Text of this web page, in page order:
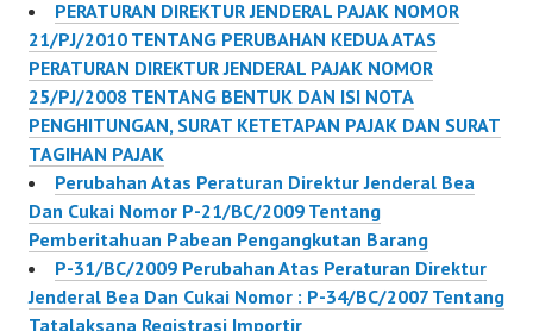
PERATURAN DIREKTUR JENDERAL PAJAK NOMOR
21/PJ/2010 TENTANG PERUBAHAN KEDUA ATAS
PERATURAN DIREKTUR JENDERAL PAJAK NOMOR
25/PJ/2008 TENTANG BENTUK DAN ISI NOTA
PENGHITUNGAN, SURAT KETETAPAN PAJAK DAN SURAT
TAGIHAN PAJAK
Perubahan Atas Peraturan Direktur Jenderal Bea
Dan Cukai Nomor P-21/BC/2009 Tentang
Pemberitahuan Pabean Pengangkutan Barang
P-31/BC/2009 Perubahan Atas Peraturan Direktur
Jenderal Bea Dan Cukai Nomor : P-34/BC/2007 Tentang
Tatalaksana Registrasi Importir